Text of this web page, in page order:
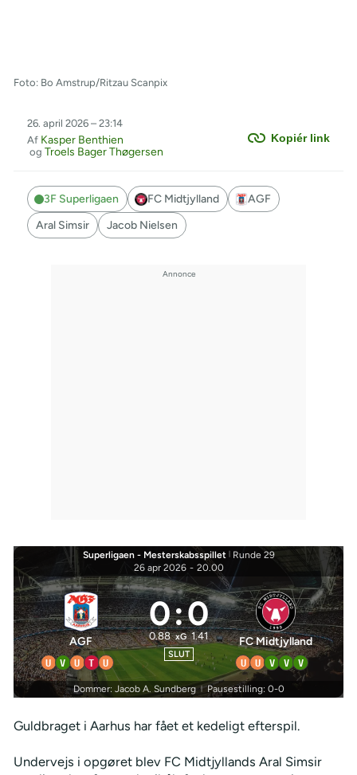
Foto: Bo Amstrup/Ritzau Scanpix
Kopiér link
26. april 2026 – 23:14
Af Kasper Benthien
og Troels Bager Thøgersen
3F Superligaen FC Midtjylland
AGF
Aral Simsir
Jacob Nielsen
Superligaen - Mesterskabsspillet | Runde 29
26 apr 2026 - 20.00
AGF
U V U T U
0:0
0.88 xG 1.41
SLUT
FC Midtjylland
U U V V V
Dommer: Jacob A. Sundberg | Pausestilling: 0-0
Guldbraget i Aarhus har fået et kedeligt efterspil.
Undervejs i opgøret blev FC Midtjyllands Aral Simsir